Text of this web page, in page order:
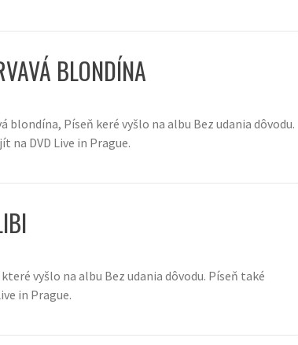
BLONDÍNA
blondína, Píseň keré vyšlo na albu Bez udania dôvodu.
na DVD Live in Prague.
vyšlo na albu Bez udania dôvodu. Píseň také
in Prague.